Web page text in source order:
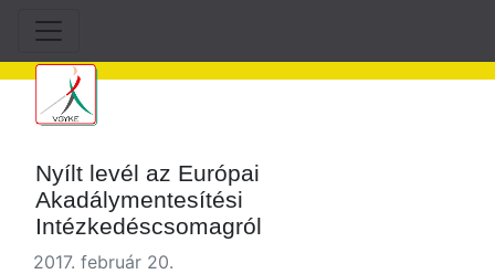
Nyílt levél az Európai
Akadálymentesítési
Intézkedéscsomagról
2017. február 20.